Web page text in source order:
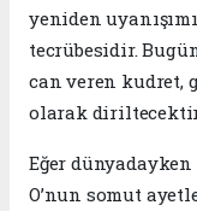
yeniden
tecrübesidir.
can veren kudret,
olarak
​Eğer dünyadayken
O’nun somut